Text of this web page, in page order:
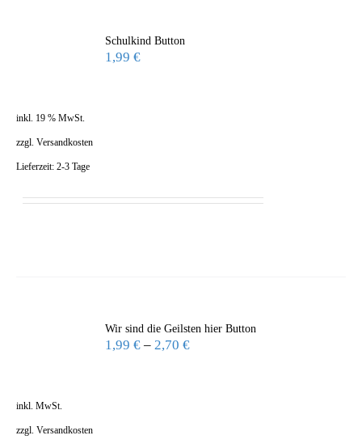
Schulkind Button
1,99€
inkl. 19 % MwSt.
zzgl. Versandkosten
Lieferzeit: 2-3 Tage
Wir sind die Geilsten hier Button
1,99€ –2,70€
inkl. MwSt.
zzgl. Versandkosten